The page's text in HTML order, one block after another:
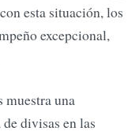
esta situación, los
excepcional,
muestra una
divisas en las